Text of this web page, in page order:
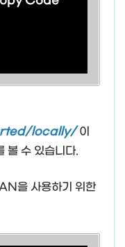
locally/ 이
볼 수 있습니다.
을 사용하기 위한